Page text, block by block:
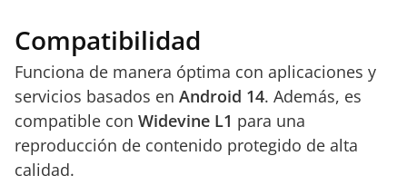
Compatibilidad
Funciona de manera óptima con aplicaciones y
servicios basados en Android 14. Además, es
compatible con Widevine L1 para una
reproducción de contenido protegido de alta
calidad.